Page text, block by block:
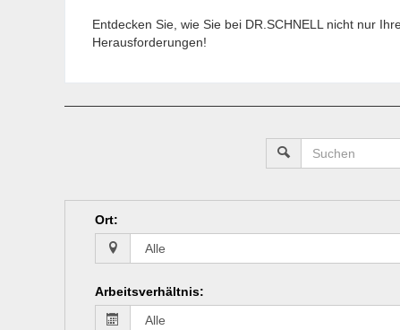
Entdecken Sie, wie Sie bei DR.SCHNELL nicht nur
Herausforderungen!
Ort:
Arbeitsverhältnis: